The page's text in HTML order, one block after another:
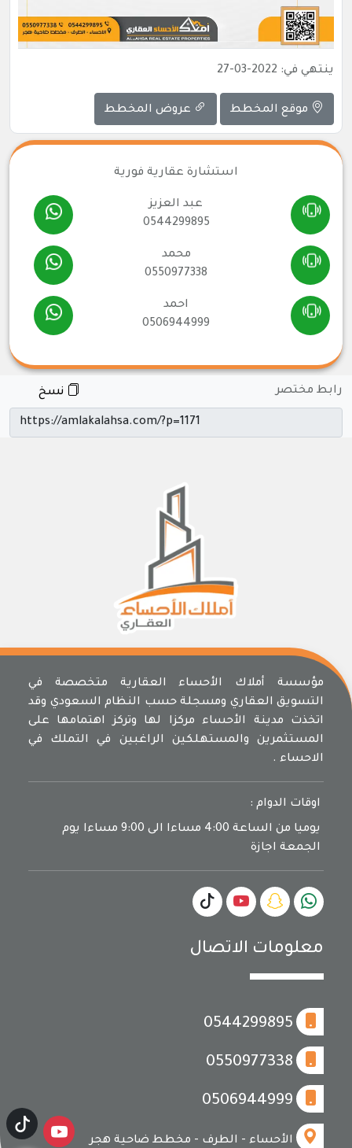
ينتهي في: 2022-03-27
موقع المخطط عروض المخطط
استشارة عقارية فورية
عبد العزيز
0544299895
محمد
0550977338
احمد
0506944999
رابط مختصر
مؤسسة أملاك الأحساء العقارية متخصصة في
التسويق العقاري ومسجلة حسب النظام السعودي وقد
اتخذت مدينة الأحساء مركزا لها وتركز اهتمامها على
المستثمرين والمستهلكين الراغبين في التملك في
الاحساء .
اوقات الدوام :
يوميا من الساعة 4:00 مساءا الى 9:00 مساءا يوم
الجمعة اجازة
معلومات الاتصال
0544299895
0550977338
0506944999
الأحساء - الطرف - مخطط ضاحية هجر